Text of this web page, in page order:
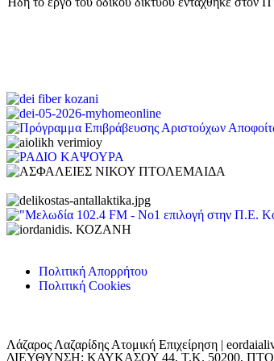
Πολιτική Απορρήτου
Πολιτική Cookies
Λάζαρος Λαζαρίδης Ατομική Επιχείρηση |
ΔΙΕΥΘΥΝΣΗ: ΚΑΥΚΑΣΟΥ 44, Τ.Κ. 50200,